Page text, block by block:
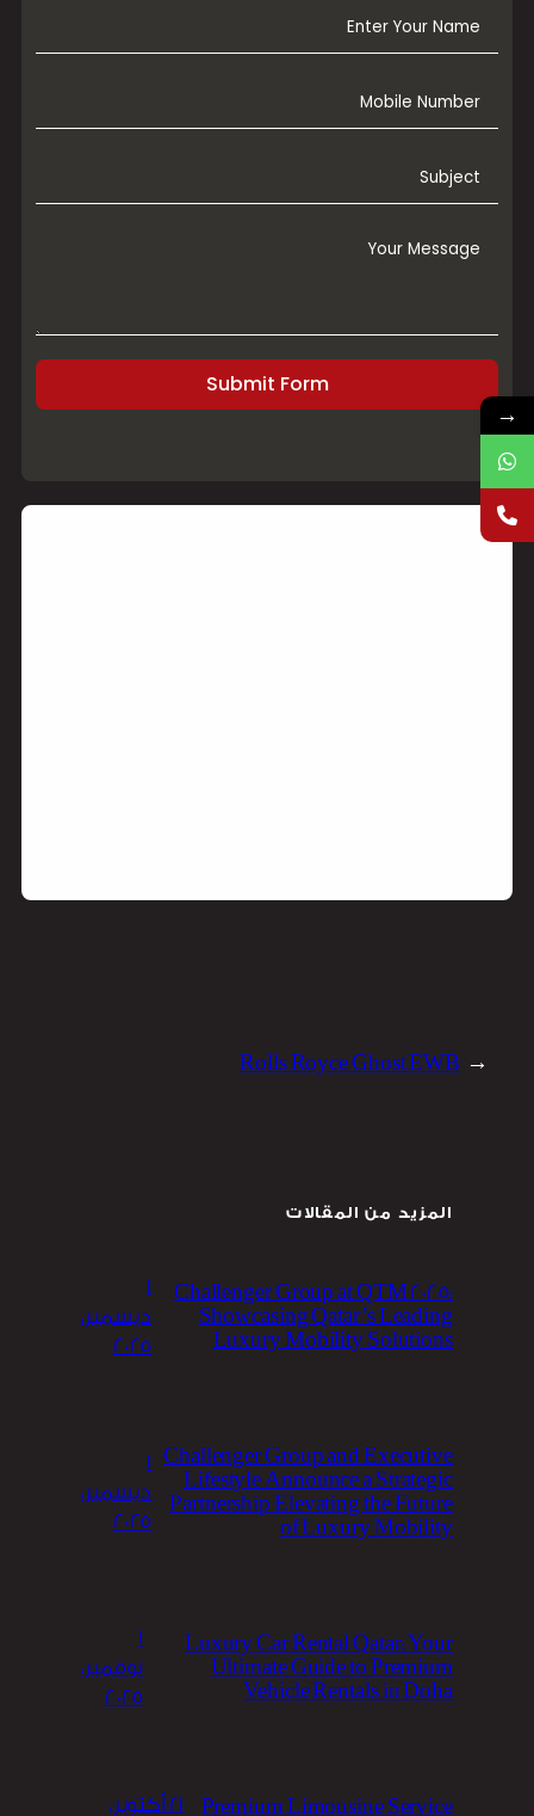
Submit Form
←
Rolls Royce Ghost EWB
المزيد من المقالات
Challenger Group at QTM 2025:
Showcasing Qatar’s Leading
Luxury Mobility Solutions
1
ديسمبر،
2025
Challenger Group and Executive
Lifestyle Announce a Strategic
Partnership Elevating the Future
of Luxury Mobility
1
ديسمبر،
2025
Luxury Car Rental Qatar: Your
Ultimate Guide to Premium
Vehicle Rentals in Doha
1
نوفمبر،
2025
Premium Limousine Service 21 أكتوبر،
→